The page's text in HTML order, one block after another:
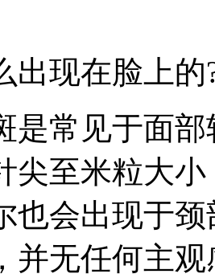
出现在脸上
是常见于面
尖至米粒大
也会出现于
并无任何主